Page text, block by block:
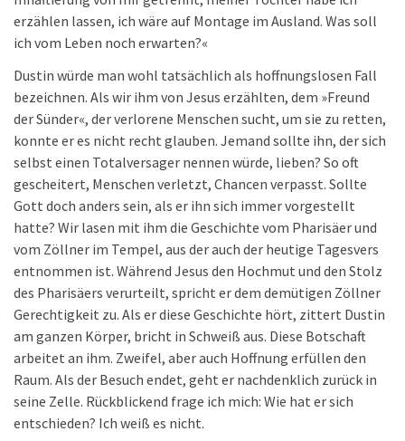
erzählen lassen, ich wäre auf Montage im Ausland. Was soll
ich vom Leben noch erwarten?«
Dustin würde man wohl tatsächlich als hoffnungslosen Fall
bezeichnen. Als wir ihm von Jesus erzählten, dem »Freund
der Sünder«, der verlorene Menschen sucht, um sie zu retten,
konnte er es nicht recht glauben. Jemand sollte ihn, der sich
selbst einen Totalversager nennen würde, lieben? So oft
gescheitert, Menschen verletzt, Chancen verpasst. Sollte
Gott doch anders sein, als er ihn sich immer vorgestellt
hatte? Wir lasen mit ihm die Geschichte vom Pharisäer und
vom Zöllner im Tempel, aus der auch der heutige Tagesvers
entnommen ist. Während Jesus den Hochmut und den Stolz
des Pharisäers verurteilt, spricht er dem demütigen Zöllner
Gerechtigkeit zu. Als er diese Geschichte hört, zittert Dustin
am ganzen Körper, bricht in Schweiß aus. Diese Botschaft
arbeitet an ihm. Zweifel, aber auch Hoffnung erfüllen den
Raum. Als der Besuch endet, geht er nachdenklich zurück in
seine Zelle. Rückblickend frage ich mich: Wie hat er sich
entschieden? Ich weiß es nicht.